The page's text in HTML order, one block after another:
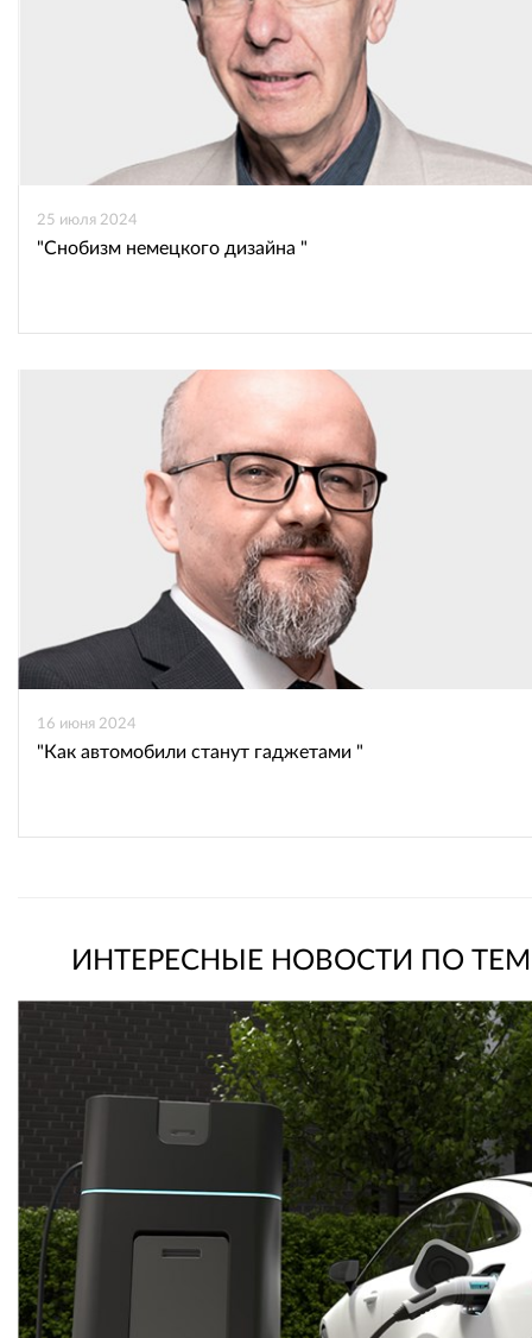
25 июля 2024
"Снобизм немецкого дизайна "
16 июня 2024
"Как автомобили станут гаджетами "
ИНТЕРЕСНЫЕ НОВОСТИ ПО